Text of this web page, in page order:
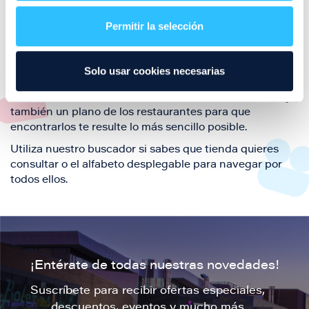
Permitir la selección
Solo usar cookies necesarias
también de nuestra oferta de ocio y shopping durante
tu visita.
El este directorio de restaurantes de Puerto Venecia
también un plano de los restaurantes para que
encontrarlos te resulte lo más sencillo posible.
Utiliza nuestro buscador si sabes que tienda quieres
consultar o el alfabeto desplegable para navegar por
todos ellos.
¡Entérate de todas nuestras novedades!
Suscríbete para recibir ofertas especiales,